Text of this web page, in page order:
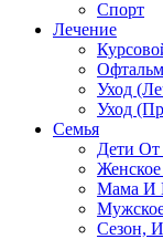
Спорт
Лечение
Уход
Уход
Семья
Дети
Женское
Мама И
Сезон,